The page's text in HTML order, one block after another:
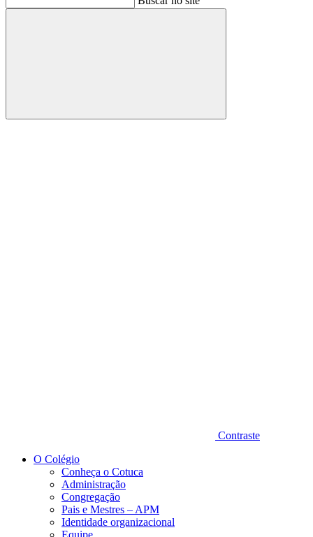
Buscar
Contraste
O Colégio
Conheça o Cotuca
Administração
Congregação
Pais e Mestres – APM
Identidade organizacional
Equipe